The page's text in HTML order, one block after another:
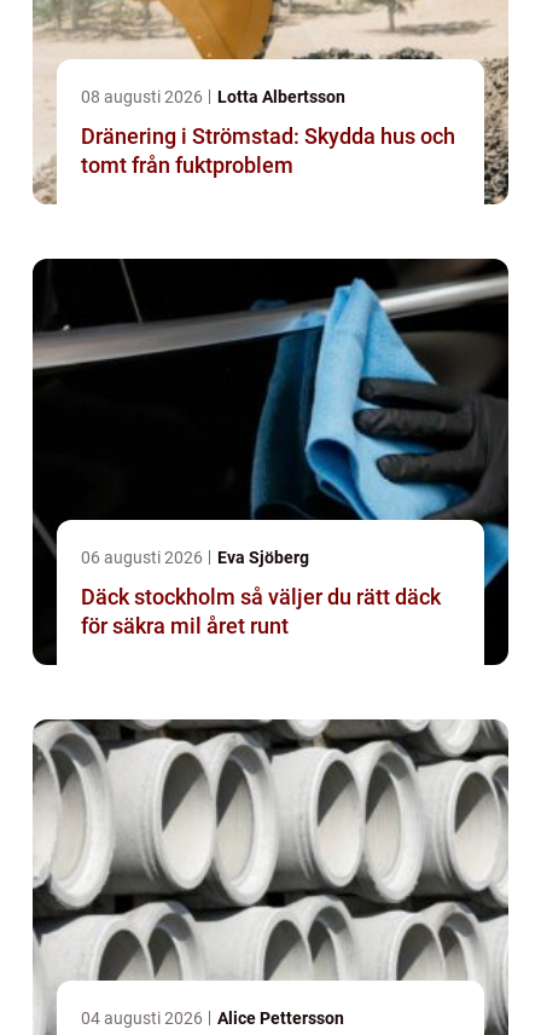
08 augusti 2026 Lotta Albertsson
Dränering i Strömstad: Skydda hus och
tomt från fuktproblem
06 augusti 2026 Eva Sjöberg
Däck stockholm så väljer du rätt däck
för säkra mil året runt
04 augusti 2026 Alice Pettersson